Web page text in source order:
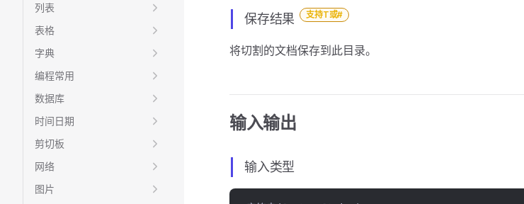
列表
表格
字典
编程常用
数据库
时间日期
剪切板
网络
图片
保存结果 支持T或#
将切割的文档保存到此目录。
输入输出
输入类型